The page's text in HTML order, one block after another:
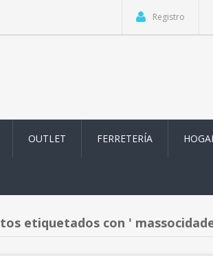
Registro
OUTLET FERRETERÍA
etiquetados con '